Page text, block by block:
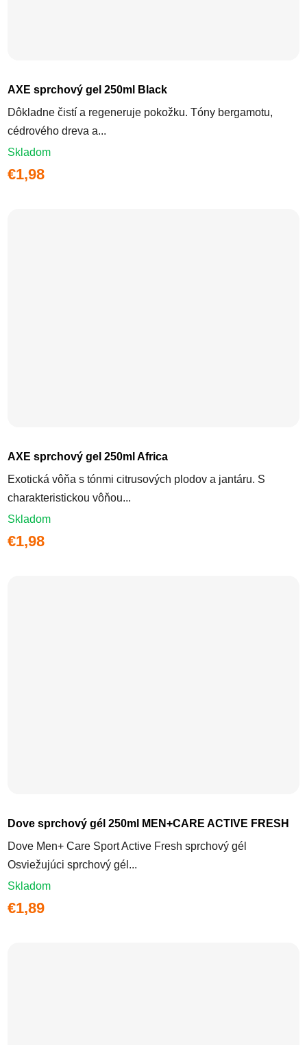
AXE sprchový gel 250ml Black
Dôkladne čistí a regeneruje pokožku. Tóny bergamotu,
cédrového dreva a...
Skladom
€1,98
AXE sprchový gel 250ml Africa
Exotická vôňa s tónmi citrusových plodov a jantáru. S
charakteristickou vôňou...
Skladom
€1,98
Dove sprchový gél 250ml MEN+CARE ACTIVE FRESH
Dove Men+ Care Sport Active Fresh sprchový gél
Osviežujúci sprchový gél...
Skladom
€1,89